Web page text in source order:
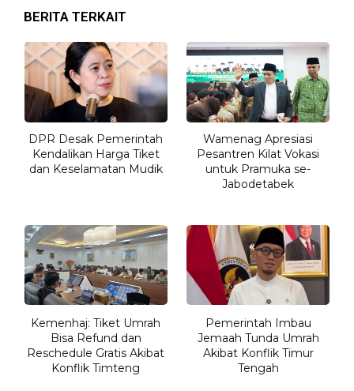
BERITA TERKAIT
DPR Desak Pemerintah
Kendalikan Harga Tiket
dan Keselamatan Mudik
Wamenag Apresiasi
Pesantren Kilat Vokasi
untuk Pramuka se-
Jabodetabek
Kemenhaj: Tiket Umrah
Bisa Refund dan
Reschedule Gratis Akibat
Konflik Timteng
Pemerintah Imbau
Jemaah Tunda Umrah
Akibat Konflik Timur
Tengah